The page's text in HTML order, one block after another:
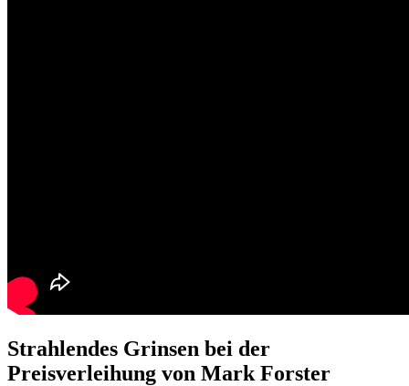
Strahlendes Grinsen bei der
Preisverleihung von Mark Forster